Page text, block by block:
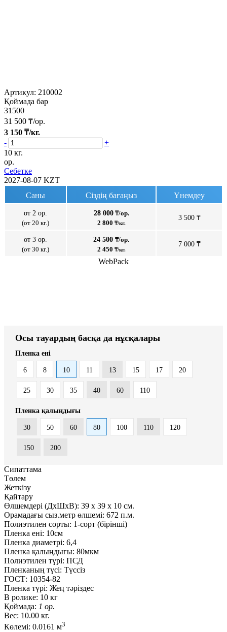
Артикул: 210002
Қоймада бар
31500
31 500 ₸/ор.
3 150 ₸/кг.
-
+
10 кг.
ор.
Себетке
2027-08-07 KZT
Саны
Сіздің бағаңыз Үнемдеу
от 2 ор.
(от 20 кг.)
28 000₸/ор.
2 800 ₸/кг.
3 500 ₸
от 3 ор.
(от 30 кг.)
24 500 ₸/ор.
2 450 ₸/кг.
7 000 ₸
WebPack
Осы тауардың басқа да нұсқалары
Пленка ені
6 8 10 11 13 15 17 20
25 30 35 40 60 110
Пленка қалыңдығы
30 50 60 80 100 110 120
150 200
Сипаттама
Төлем
Жеткізу
Қайтару
Өлшемдері (ДxШxВ): 39 x 39 x 10 см.
Орамадағы сыз.метр өлшемі: 672 п.м.
Полиэтилен сорты: 1-сорт (бірінші)
Пленка ені: 10см
Пленка диаметрі: 6,4
Пленка қалыңдығы: 80мкм
Полиэтилен түрі: ПСД
Пленканың түсі: Түссіз
ГОСТ: 10354-82
Пленка түрі: Жең тәріздес
В ролике: 10 кг
Қоймада: 1 ор.
Вес: 10.00 кг.
Көлемі: 0.0161 м3